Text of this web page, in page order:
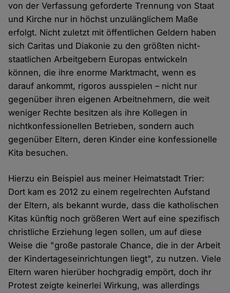
von der Verfassung geforderte Trennung von Staat
und Kirche nur in höchst unzulänglichem Maße
erfolgt. Nicht zuletzt mit öffentlichen Geldern haben
sich Caritas und Diakonie zu den größten nicht-
staatlichen Arbeitgebern Europas entwickeln
können, die ihre enorme Marktmacht, wenn es
darauf ankommt, rigoros ausspielen – nicht nur
gegenüber ihren eigenen Arbeitnehmern, die weit
weniger Rechte besitzen als ihre Kollegen in
nichtkonfessionellen Betrieben, sondern auch
gegenüber Eltern, deren Kinder eine konfessionelle
Kita besuchen.
Hierzu ein Beispiel aus meiner Heimatstadt Trier:
Dort kam es 2012 zu einem regelrechten Aufstand
der Eltern, als bekannt wurde, dass die katholischen
Kitas künftig noch größeren Wert auf eine spezifisch
christliche Erziehung legen sollen, um auf diese
Weise die "große pastorale Chance, die in der Arbeit
der Kindertageseinrichtungen liegt", zu nutzen. Viele
Eltern waren hierüber hochgradig empört, doch ihr
Protest zeigte keinerlei Wirkung, was allerdings